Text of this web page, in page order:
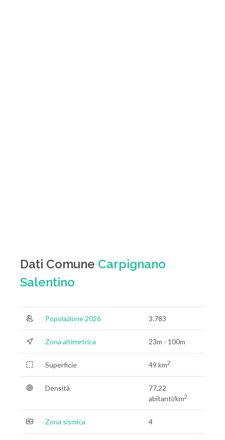
Dati Comune Carpignano
Salentino
Popolazione 2026 3.783
Zona altimetrica 23m - 100m
Superficie 49 km2
Densità
77,22
abitanti/km2
Zona sismica 4